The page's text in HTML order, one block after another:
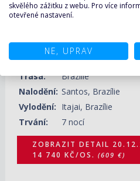
MSC Musica
Trasa:
Brazílie
Nalodění: Santos, Brazílie
Vylodění: Itajai, Brazílie
Trvání:
7 nocí
ZOBRAZIT DETAIL
14 740 KČ/OS. (609 €)
skvělého zážitku z webu. Pro více
otevřené nastavení.
NE, UPRAV